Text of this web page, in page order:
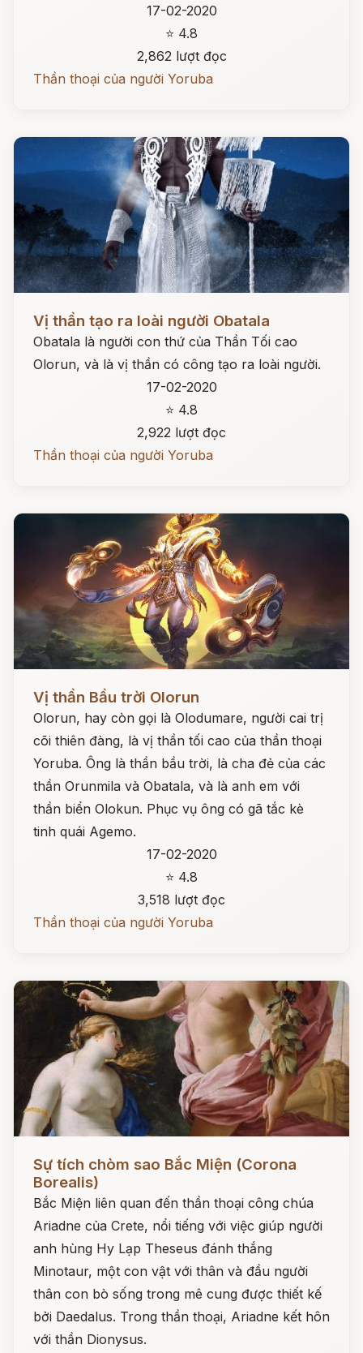
17-02-2020
⭐ 4.8
2,862 lượt đọc
Thần thoại của người Yoruba
Đọc ngay
Vị thần tạo ra loài người Obatala
Obatala là người con thứ của Thần Tối cao
Olorun, và là vị thần có công tạo ra loài người.
17-02-2020
⭐ 4.8
2,922 lượt đọc
Thần thoại của người Yoruba
Đọc ngay
Vị thần Bầu trời Olorun
Olorun, hay còn gọi là Olodumare, người cai trị
cõi thiên đàng, là vị thần tối cao của thần thoại
Yoruba. Ông là thần bầu trời, là cha đẻ của các
thần Orunmila và Obatala, và là anh em với
thần biển Olokun. Phục vụ ông có gã tắc kè
tinh quái Agemo.
17-02-2020
⭐ 4.8
3,518 lượt đọc
Thần thoại của người Yoruba
Sự tích chòm sao Bắc Miện (Corona
Borealis)
Bắc Miện liên quan đến thần thoại công chúa
Ariadne của Crete, nổi tiếng với việc giúp người
anh hùng Hy Lạp Theseus đánh thắng
Minotaur, một con vật với thân và đầu người
thân con bò sống trong mê cung được thiết kế
bởi Daedalus. Trong thần thoại, Ariadne kết hôn
với thần Dionysus.